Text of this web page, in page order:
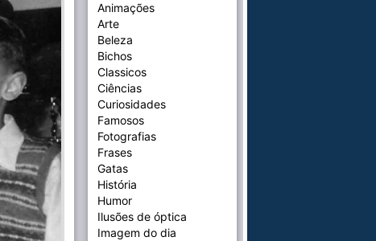
Animações
Arte
Beleza
Bichos
Classicos
Ciências
Curiosidades
Famosos
Fotografias
Frases
Gatas
História
Humor
Ilusões de óptica
Imagem do dia